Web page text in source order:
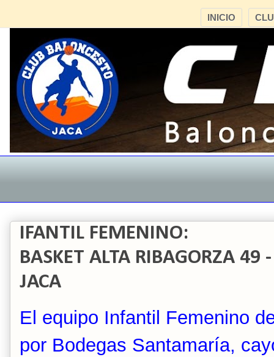
INICIO
IFANTIL FEMENINO:
BASKET ALTA RIBAGORZA
JACA
El equipo Infantil Femenino
por Bodegas Santamaría,